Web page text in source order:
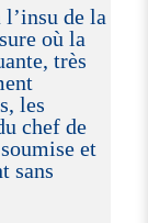
de la
où la
très
les
chef de
et
sans